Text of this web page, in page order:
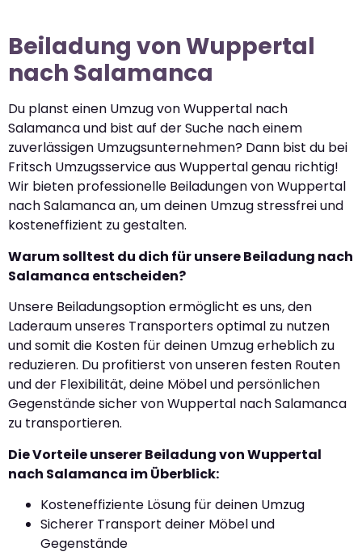
Beiladung von Wuppertal
nach Salamanca
Du planst einen Umzug von Wuppertal nach
Salamanca und bist auf der Suche nach einem
zuverlässigen Umzugsunternehmen? Dann bist du bei
Fritsch Umzugsservice aus Wuppertal genau richtig!
Wir bieten professionelle Beiladungen von Wuppertal
nach Salamanca an, um deinen Umzug stressfrei und
kosteneffizient zu gestalten.
Warum solltest du dich für unsere Beiladung nach
Salamanca entscheiden?
Unsere Beiladungsoption ermöglicht es uns, den
Laderaum unseres Transporters optimal zu nutzen
und somit die Kosten für deinen Umzug erheblich zu
reduzieren. Du profitierst von unseren festen Routen
und der Flexibilität, deine Möbel und persönlichen
Gegenstände sicher von Wuppertal nach Salamanca
zu transportieren.
Die Vorteile unserer Beiladung von Wuppertal
nach Salamanca im Überblick:
Kosteneffiziente Lösung für deinen Umzug
Sicherer Transport deiner Möbel und
Gegenstände